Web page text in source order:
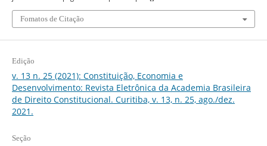
Fomatos de Citação
Edição
v. 13 n. 25 (2021): Constituição, Economia e
Desenvolvimento: Revista Eletrônica da Academia Brasileira
de Direito Constitucional. Curitiba, v. 13, n. 25, ago./dez.
2021.
Seção